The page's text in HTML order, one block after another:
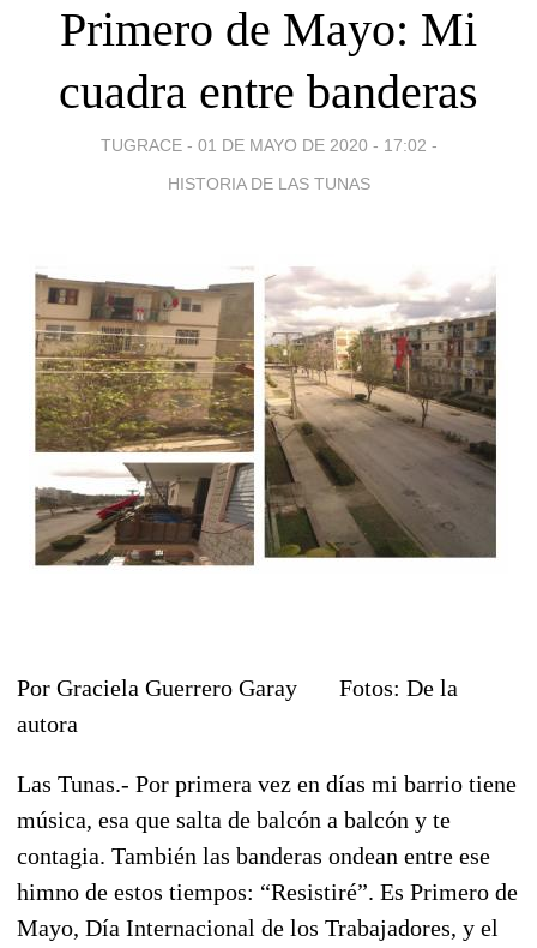
Primero de Mayo: Mi
cuadra entre banderas
TUGRACE - 01 DE MAYO DE 2020 - 17:02 -
HISTORIA DE LAS TUNAS
Por Graciela Guerrero Garay Fotos: De la
autora
Las Tunas.- Por primera vez en días mi barrio tiene
música, esa que salta de balcón a balcón y te
contagia. También las banderas ondean entre ese
himno de estos tiempos: “Resistiré”. Es Primero de
Mayo, Día Internacional de los Trabajadores, y el